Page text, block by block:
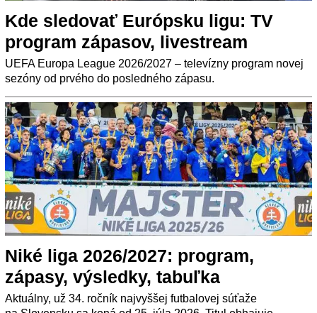
Kde sledovať Európsku ligu: TV
program zápasov, livestream
UEFA Europa League 2026/2027 – televízny program novej
sezóny od prvého do posledného zápasu.
Niké liga 2026/2027: program,
zápasy, výsledky, tabuľka
Aktuálny, už 34. ročník najvyššej futbalovej súťaže